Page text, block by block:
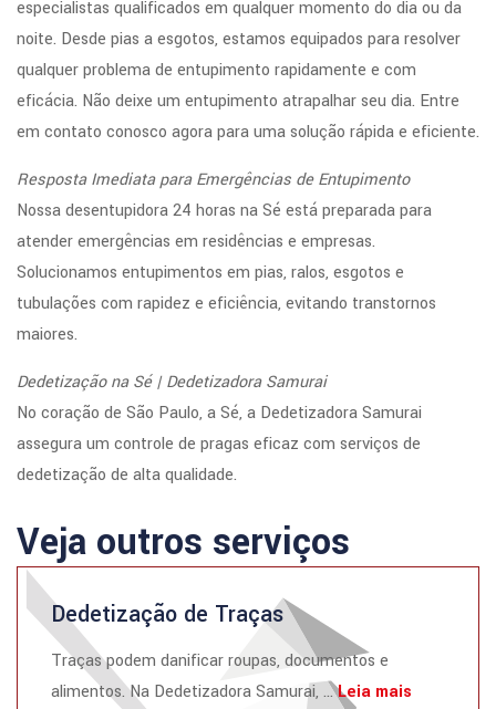
especialistas qualificados em qualquer momento do dia ou da
noite. Desde pias a esgotos, estamos equipados para resolver
qualquer problema de entupimento rapidamente e com
eficácia. Não deixe um entupimento atrapalhar seu dia. Entre
em contato conosco agora para uma solução rápida e eficiente.
Resposta Imediata para Emergências de Entupimento
Nossa desentupidora 24 horas na Sé está preparada para
atender emergências em residências e empresas.
Solucionamos entupimentos em pias, ralos, esgotos e
tubulações com rapidez e eficiência, evitando transtornos
maiores.
Dedetização na Sé | Dedetizadora Samurai
No coração de São Paulo, a Sé, a Dedetizadora Samurai
assegura um controle de pragas eficaz com serviços de
dedetização de alta qualidade.
Veja outros serviços
Dedetização de Traças
Traças podem danificar roupas, documentos e
alimentos. Na Dedetizadora Samurai, ...Leia mais